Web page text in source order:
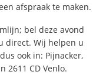
afspraak te maken.
bel deze avond
direct. Wij helpen u
ook in: Pijnacker,
2611 CD Venlo.